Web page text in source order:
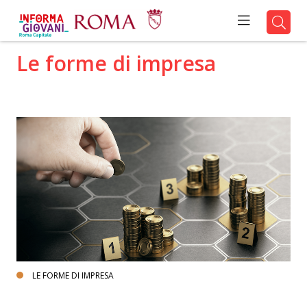
Le forme di impresa
LE FORME DI IMPRESA